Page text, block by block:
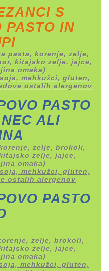
S
PASTO IN
pasta, korenje, zelje,
kitajsko zelje, jajce,
omaka)
mehkužci, gluten,
ostalih alergenov
PASTO
ALI
zelje, brokoli,
zelje, jajce,
omaka)
mehkužci, gluten,
ostalih alergenov
PASTO
zelje, brokoli,
zelje, jajce,
omaka)
mehkužci, gluten,